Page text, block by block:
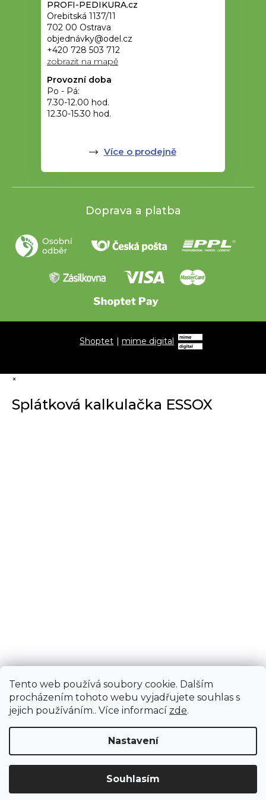
Tento web používá soubory cookie. Dalším
procházením tohoto webu vyjadřujete souhlas s
jejich používáním.. Více informací zde.
Nastavení
Souhlasím
Upozornění: Z důvodu stěhování bude od 3. 8. do 12. 8. ZAVŘENO vč.
PROFI-PEDIKURA.cz
Orebitská 1137/11
702 00 Ostrava
objednávky@odel.cz
+420 728 503 712
zobrazit na mapě
Provozní doba
Po - Pá:
7.30-12.00 hod.
12.30-15.30 hod.
Více o prodejně
Doprava a platba
Shoptet |mime digital
×
Splátková kalkulačka ESSOX